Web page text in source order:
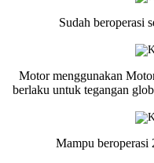
Sudah beroperasi
Motor menggunakan
berlaku untuk tegangan
Mampu beroperasi